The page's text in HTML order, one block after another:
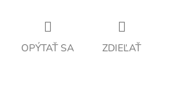
OPÝTAŤ SA ZDIEĽAŤ